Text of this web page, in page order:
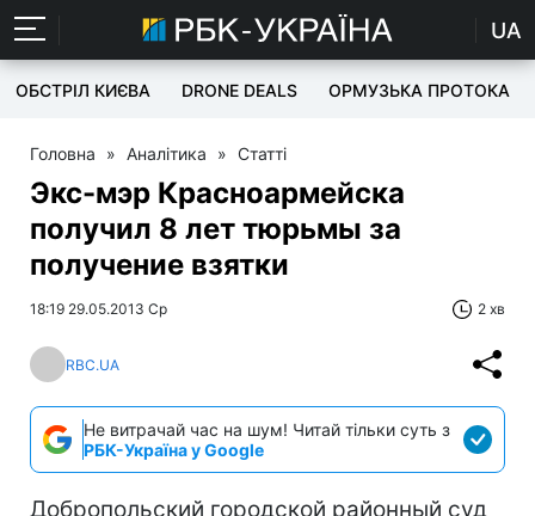
UA
ОБСТРІЛ КИЄВА DRONE DEALS ОРМУЗЬКА ПРОТОКА
Головна » Аналітика » Статті
Экс-мэр Красноармейска
получил 8 лет тюрьмы за
получение взятки
18:19 29.05.2013 Ср 2 хв
RBC.UA
Не витрачай час на шум! Читай тільки суть з
РБК-Україна у Google
Добропольский городской районный суд